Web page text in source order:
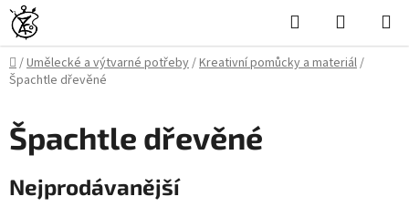
Přejít
na
obsah
Hledat
KOŠÍK
Domů
/Umělecké a výtvarné potřeby/Kreativní pomůcky a materiál/
Špachtle dřevěné
Špachtle dřevěné
Nejprodávanější